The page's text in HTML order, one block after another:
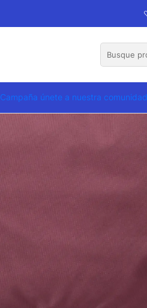
Campaña únete a nuestra comunidad